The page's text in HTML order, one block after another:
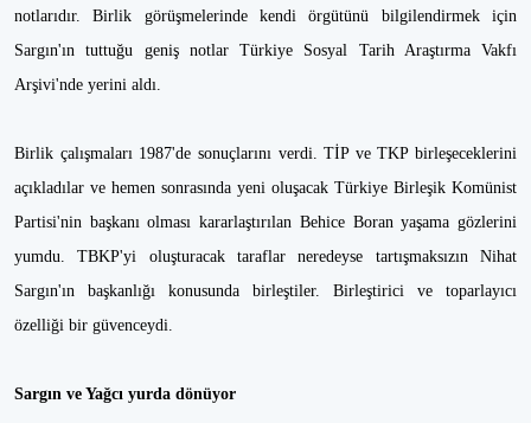
notlarıdır. Birlik görüşmelerinde kendi örgütünü bilgilendirmek için
Sargın'ın tuttuğu geniş notlar Türkiye Sosyal Tarih Araştırma Vakfı
Arşivi'nde yerini aldı.
Birlik çalışmaları 1987'de sonuçlarını verdi. TİP ve TKP birleşeceklerini
açıkladılar ve hemen sonrasında yeni oluşacak Türkiye Birleşik Komünist
Partisi'nin başkanı olması kararlaştırılan Behice Boran yaşama gözlerini
yumdu. TBKP'yi oluşturacak taraflar neredeyse tartışmaksızın Nihat
Sargın'ın başkanlığı konusunda birleştiler. Birleştirici ve toparlayıcı
özelliği bir güvenceydi.
Sargın ve Yağcı yurda dönüyor